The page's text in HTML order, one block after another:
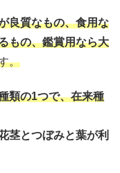
良質なもの、食用な
もの、鑑賞用なら大
。
類の1つで、在来種
茎とつぼみと葉が利